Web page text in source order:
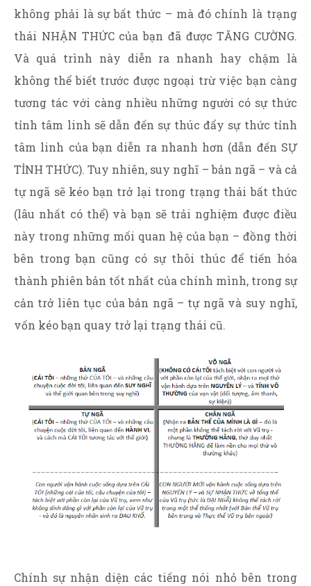
không phải là sự bất thức – mà đó chính là trạng
thái NHẬN THỨC của bạn đã được TĂNG CƯỜNG.
Và quá trình này diễn ra nhanh hay chậm là
không thể biết trước được ngoại trừ việc bạn càng
tương tác với càng nhiều những người có sự thức
tỉnh tâm linh sẽ dẫn đến sự thúc đẩy sự thức tỉnh
tâm linh của bạn diễn ra nhanh hơn (dẫn đến SỰ
TỈNH THỨC). Tuy nhiên, suy nghĩ – bản ngã – và cả
tự ngã sẽ kéo bạn trở lại trong trạng thái bất thức
(lâu nhất có thể) và bạn sẽ trải nghiệm được điều
này trong những mối quan hệ của bạn – đồng thời
bên trong bạn cũng có sự thôi thúc để tiến hóa
thành phiên bản tốt nhất của chính mình, trong sự
cản trở liên tục của bản ngã – tự ngã và suy nghĩ,
vốn kéo bạn quay trở lại trạng thái cũ.
Chính sự nhận diện các tiếng nói nhỏ bên trong